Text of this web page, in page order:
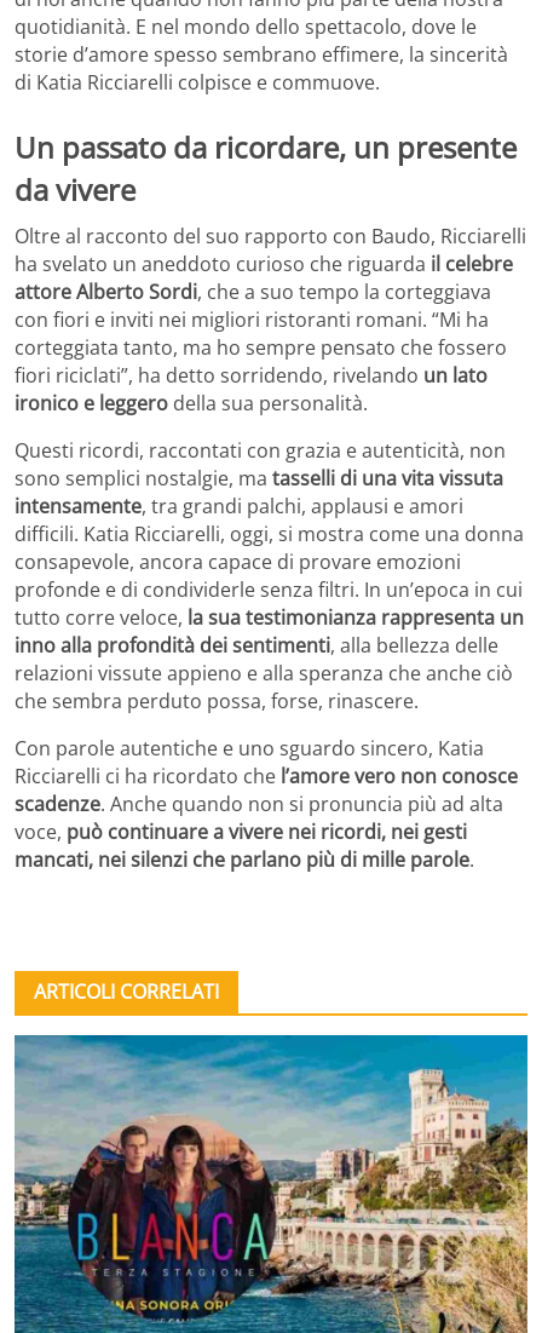
quotidianità. E nel mondo dello spettacolo, dove le
storie d’amore spesso sembrano effimere, la sincerità
di Katia Ricciarelli colpisce e commuove.
Un passato da ricordare, un presente
da vivere
Oltre al racconto del suo rapporto con Baudo, Ricciarelli
ha svelato un aneddoto curioso che riguarda il celebre
attore Alberto Sordi, che a suo tempo la corteggiava
con fiori e inviti nei migliori ristoranti romani. “Mi ha
corteggiata tanto, ma ho sempre pensato che fossero
fiori riciclati”, ha detto sorridendo, rivelando un lato
ironico e leggero della sua personalità.
Questi ricordi, raccontati con grazia e autenticità, non
sono semplici nostalgie, ma tasselli di una vita vissuta
intensamente, tra grandi palchi, applausi e amori
difficili. Katia Ricciarelli, oggi, si mostra come una donna
consapevole, ancora capace di provare emozioni
profonde e di condividerle senza filtri. In un’epoca in cui
tutto corre veloce, la sua testimonianza rappresenta un
inno alla profondità dei sentimenti, alla bellezza delle
relazioni vissute appieno e alla speranza che anche ciò
che sembra perduto possa, forse, rinascere.
Con parole autentiche e uno sguardo sincero, Katia
Ricciarelli ci ha ricordato che l’amore vero non conosce
scadenze. Anche quando non si pronuncia più ad alta
voce, può continuare a vivere nei ricordi, nei gesti
mancati, nei silenzi che parlano più di mille parole.
ARTICOLI CORRELATI